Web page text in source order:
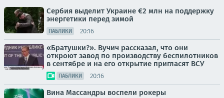
Сербия выделит Украине €2 млн на поддержку
энергетики перед зимой
ПАБЛИКИ 20:16
«Братушки?». Вучич рассказал, что они
откроют завод по производству беспилотников
в сентябре и на его открытие пригласят ВСУ
ПАБЛИКИ 20:16
Вина Массандры воспели рокеры